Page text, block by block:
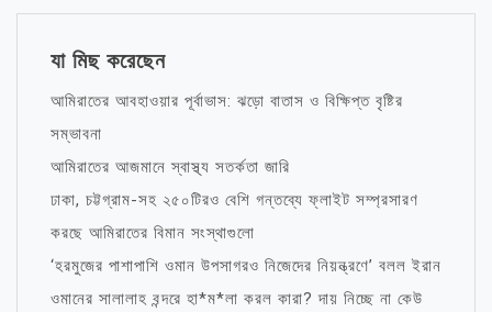
যা মিছ করেছেন
আমিরাতের আবহাওয়ার পূর্বাভাস: ঝড়ো বাতাস ও বিক্ষিপ্ত বৃষ্টির
সম্ভাবনা
আমিরাতের আজমানে স্বাস্থ্য সতর্কতা জারি
ঢাকা, চট্টগ্রাম-সহ ২৫০টিরও বেশি গন্তব্যে ফ্লাইট সম্প্রসারণ
করছে আমিরাতের বিমান সংস্থাগুলো
‘হরমুজের পাশাপাশি ওমান উপসাগরও নিজেদের নিয়ন্ত্রণে’ বলল ইরান
ওমানের সালালাহ বন্দরে হা*ম*লা করল কারা? দায় নিচ্ছে না কেউ